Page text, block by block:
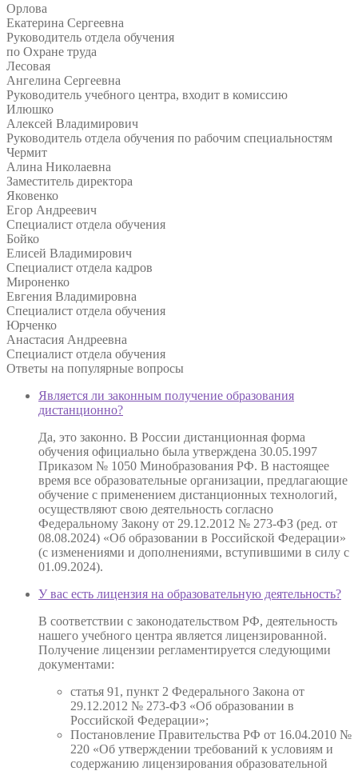
Орлова
Екатерина Сергеевна
Руководитель отдела обучения
по Охране труда
Лесовая
Ангелина Сергеевна
Руководитель учебного центра, входит в комиссию
Илюшко
Алексей Владимирович
Руководитель отдела обучения по рабочим специальностям
Чермит
Алина Николаевна
Заместитель директора
Яковенко
Егор Андреевич
Специалист отдела обучения
Бойко
Елисей Владимирович
Специалист отдела кадров
Мироненко
Евгения Владимировна
Специалист отдела обучения
Юрченко
Анастасия Андреевна
Специалист отдела обучения
Ответы на популярные вопросы
Является ли законным получение образования
дистанционно?
Да, это законно. В России дистанционная форма
обучения официально была утверждена 30.05.1997
Приказом № 1050 Минобразования РФ. В настоящее
время все образовательные организации, предлагающие
обучение с применением дистанционных технологий,
осуществляют свою деятельность согласно
Федеральному Закону от 29.12.2012 № 273-ФЗ (ред. от
08.08.2024) «Об образовании в Российской Федерации»
(с изменениями и дополнениями, вступившими в силу с
01.09.2024).
У вас есть лицензия на образовательную деятельность?
В соответствии с законодательством РФ, деятельность
нашего учебного центра является лицензированной.
Получение лицензии регламентируется следующими
документами:
статья 91, пункт 2 Федерального Закона от
29.12.2012 № 273-ФЗ «Об образовании в
Российской Федерации»;
Постановление Правительства РФ от 16.04.2010 №
220 «Об утверждении требований к условиям и
содержанию лицензирования образовательной